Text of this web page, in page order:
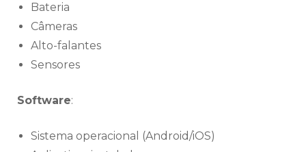
Bateria
Câmeras
Alto-falantes
Sensores
Software:
Sistema operacional (Android/iOS)